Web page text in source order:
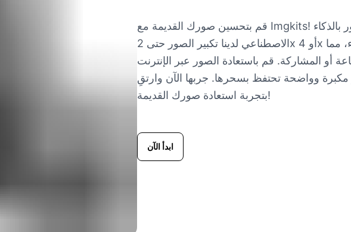
قم بتحسين صورك القديمة مع Imgkits! يمكن لأداة استعادة الصور بالذكاء
الاصطناعي لدينا تكبير الصور حتى 2x أو 4x أثناء إصلاح الضوضاء والأخطاء، مما
أو المشاركة. قم باستعادة الصور عبر الإنترنت
وواضحة تحتفظ بسحرها. جربها الآن وارتقِ
بتجربة استعادة صورك القديمة!
ابدأ الآن